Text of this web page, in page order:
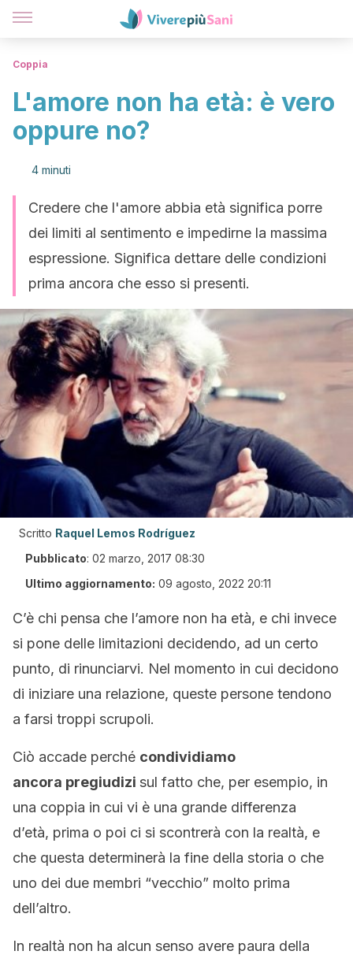
Coppia
L'amore non ha età: è vero
oppure no?
4 minuti
Credere che l'amore abbia età significa porre
dei limiti al sentimento e impedirne la massima
espressione. Significa dettare delle condizioni
prima ancora che esso si presenti.
Scritto Raquel Lemos Rodríguez
Pubblicato: 02 marzo, 2017 08:30
Ultimo aggiornamento: 09 agosto, 2022 20:11
C’è chi pensa che l’amore non ha età, e chi invece
si pone delle limitazioni decidendo, ad un certo
punto, di rinunciarvi. Nel momento in cui decidono
di iniziare una relazione, queste persone tendono
a farsi troppi scrupoli.
Ciò accade perché condividiamo
ancora pregiudizi sul fatto che, per esempio, in
una coppia in cui vi è una grande differenza
d’età, prima o poi ci si scontrerà con la realtà, e
che questa determinerà la fine della storia o che
uno dei due membri “vecchio” molto prima
dell’altro.
In realtà non ha alcun senso avere paura della